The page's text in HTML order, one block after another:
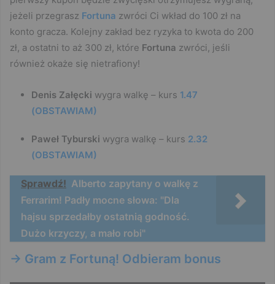
jeżeli przegrasz Fortuna zwróci Ci wkład do 100 zł na
konto gracza. Kolejny zakład bez ryzyka to kwota do 200
zł, a ostatni to aż 300 zł, które Fortuna zwróci, jeśli
również okaże się nietrafiony!
Denis Załęcki wygra walkę – kurs 1.47
(OBSTAWIAM)
Paweł Tyburski wygra walkę – kurs 2.32
(OBSTAWIAM)
Sprawdź! Alberto zapytany o walkę z
Ferrarim! Padły mocne słowa: "Dla
hajsu sprzedałby ostatnią godność.
Dużo krzyczy, a mało robi"
-> Gram z Fortuną! Odbieram bonus